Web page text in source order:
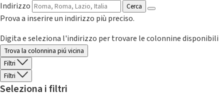
Indirizzo
Cerca
Prova a inserire un indirizzo più preciso.
Digita e seleziona l'indirizzo per trovare le colonnine disponibili
Trova la colonnina piú vicina
Filtri
Filtri
Seleziona i filtri